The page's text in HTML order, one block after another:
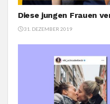
Diese jungen Frauen
31. DEZEMBER 2019